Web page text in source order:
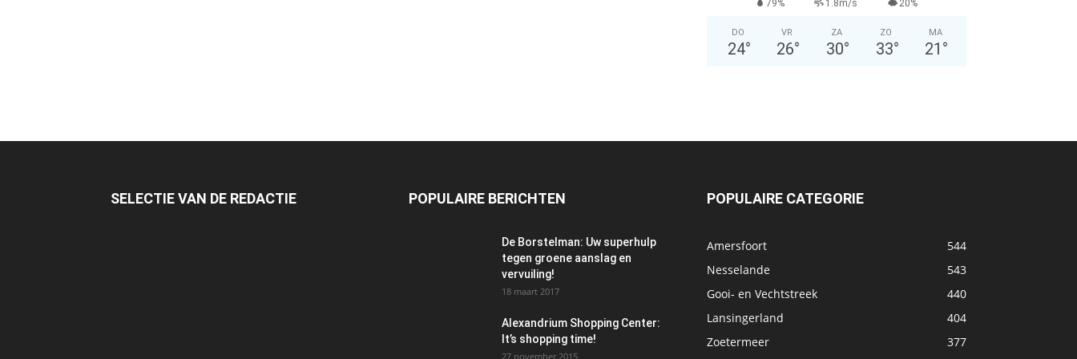
79% 1.8m/s 20%
DO
24°
VR
26°
ZA
30°
ZO
33°
MA
21 °
SELECTIE VAN DE REDACTIE POPULAIRE BERICHTEN
De Borstelman: Uw superhulp
tegen groene aanslag en
vervuiling!
18 maart 2017
Alexandrium Shopping Center:
It’s shopping time!
27 november 2015
POPULAIRE CATEGORIE
Amersfoort
544
Nesselande
543
Gooi- en Vechtstreek
440
Lansingerland
404
Zoetermeer
377